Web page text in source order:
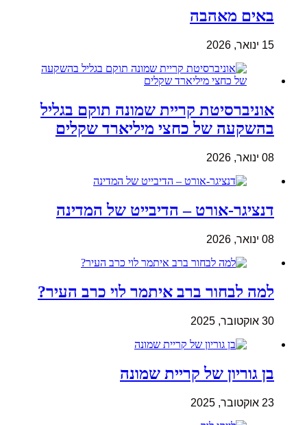
באים מאהבה
15 ינואר, 2026
אוניברסיטת קריית שמונה תוקם בגליל
בהשקעה של כחצי מיליארד שקלים
08 ינואר, 2026
דנציגר-אורט – הדיבייט של המדינה
08 ינואר, 2026
למה לבחור ברב איתמר לוי כרב העיר?
30 אוקטובר, 2025
בן גוריון של קריית שמונה
23 אוקטובר, 2025